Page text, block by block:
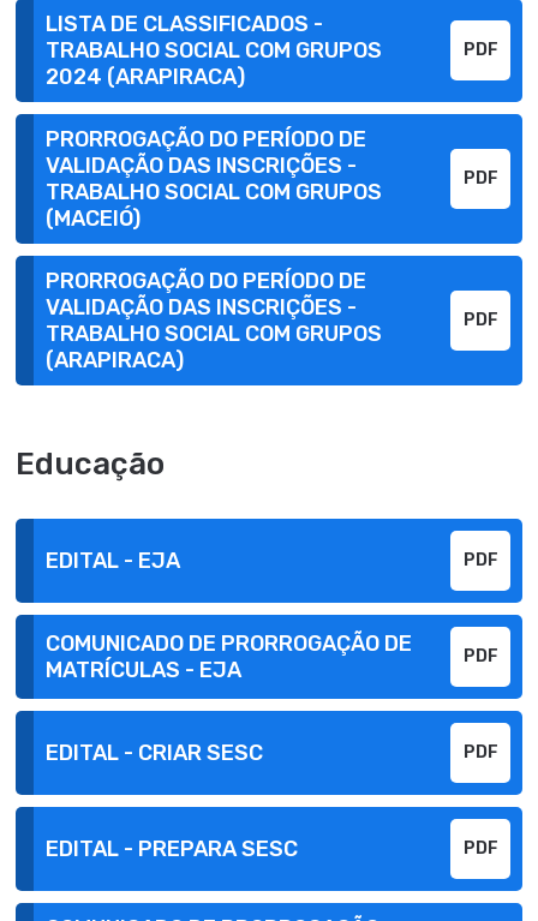
LISTA DE CLASSIFICADOS -
TRABALHO SOCIAL COM GRUPOS
2024 (ARAPIRACA)
PDF
PRORROGAÇÃO DO PERÍODO DE
VALIDAÇÃO DAS INSCRIÇÕES -
TRABALHO SOCIAL COM GRUPOS
(MACEIÓ)
PDF
PRORROGAÇÃO DO PERÍODO DE
VALIDAÇÃO DAS INSCRIÇÕES -
TRABALHO SOCIAL COM GRUPOS
(ARAPIRACA)
PDF
Educação
EDITAL - EJA PDF
COMUNICADO DE PRORROGAÇÃO DE
MATRÍCULAS - EJA
PDF
EDITAL - CRIAR SESC PDF
EDITAL - PREPARA SESC PDF